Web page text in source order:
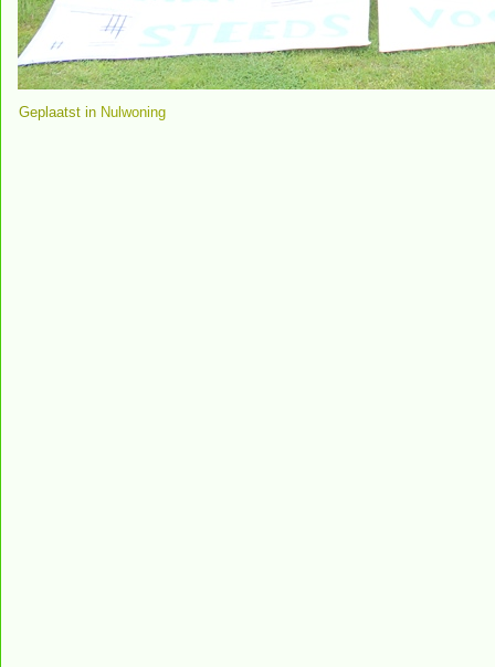
Geplaatst in Nulwoning